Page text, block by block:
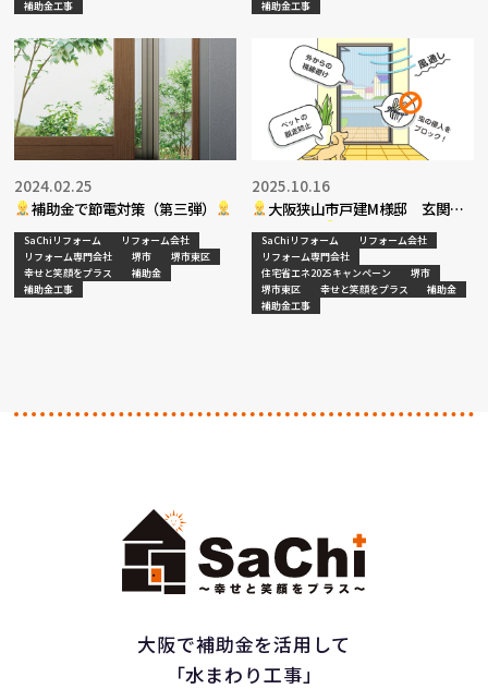
補助金工事
補助金工事
補助金で節電対策（第三弾）
2024.02.25
SaChiリフォーム
リフォーム会社
リフォーム専門会社
堺市
堺市東区
幸せと笑顔をプラス
補助金
補助金工事
大阪狭山市戸建M様邸 玄関網
戸新設工事
2025.10.16
SaChiリフォーム
リフォーム会社
リフォーム専門会社
住宅省エネ2025キャンペーン
堺市
堺市東区
幸せと笑顔をプラス
補助金
補助金工事
大阪で補助金を活用して
「水まわり工事」